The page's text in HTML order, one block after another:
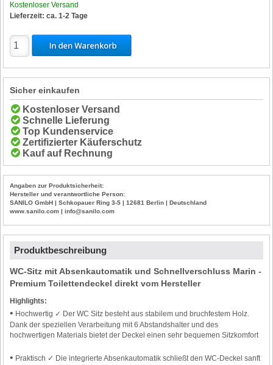
Kostenloser Versand
Lieferzeit: ca. 1-2 Tage
Sicher einkaufen
Kostenloser Versand
Schnelle Lieferung
Top Kundenservice
Zertifizierter Käuferschutz
Kauf auf Rechnung
Angaben zur Produktsicherheit:
Hersteller und verantwortliche Person:
SANILO GmbH | Schkopauer Ring 3-5 | 12681 Berlin | Deutschland
www.sanilo.com | info@sanilo.com
Produktbeschreibung
WC-Sitz mit Absenkautomatik und Schnellverschluss Marin -
Premium Toilettendeckel direkt vom Hersteller
Highlights:
• Hochwertig ✓ Der WC Sitz besteht aus stabilem und bruchfestem Holz.
Dank der speziellen Verarbeitung mit 6 Abstandshalter und des
hochwertigen Materials bietet der Deckel einen sehr bequemen Sitzkomfort
• Praktisch ✓ Die integrierte Absenkautomatik schließt den WC-Deckel sanft